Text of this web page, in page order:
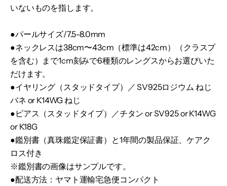
いないものを指します。
●パールサイズ/7.5-8.0mm
●ネックレスは38cm〜43cm（標準は42cm）（クラスプ
を含む）まで1cm刻みで6種類のレングスからお選びいた
だけます。
●イヤリング（スタッドタイプ）／ SV925ロジウム ねじ
バネ or K14WG ねじ
●ピアス（スタッドタイプ）／チタン or SV925 or K14WG
or K18G
●鑑別書（真珠鑑定保証書）と1年間の製品保証、ケアク
ロス付き
※鑑別書の画像はサンプルです。
●配送方法：ヤマト運輸宅急便コンパクト